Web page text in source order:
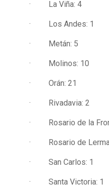
· La Viña: 4
· Los Andes: 1
· Metán: 5
· Molinos: 10
· Orán: 21
· Rivadavia: 2
· Rosario de la
· Rosario de
· San Carlos: 1
· Santa Victoria: 1